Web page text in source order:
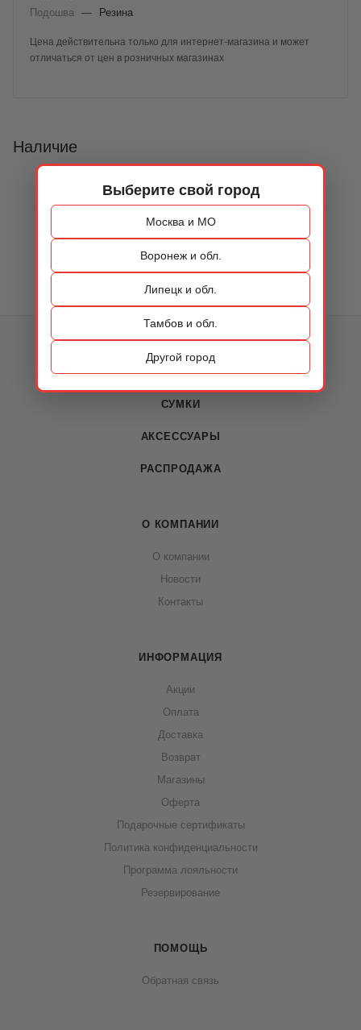
Выберите свой город
Москва и МО
Воронеж и обл.
Липецк и обл.
Тамбов и обл.
Другой город
Подошва
— Резина
Цена действительна только для интернет-магазина и может
отличаться от цен в розничных магазинах
Наличие
КАТАЛОГ
ОБУВЬ
СУМКИ
АКСЕССУАРЫ
РАСПРОДАЖА
О КОМПАНИИ
О компании
Новости
Контакты
ИНФОРМАЦИЯ
Акции
Оплата
Доставка
Возврат
Магазины
Оферта
Подарочные сертификаты
Политика конфиденциальности
Программа лояльности
Резервирование
ПОМОЩЬ
Обратная связь